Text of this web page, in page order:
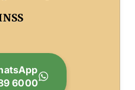
6000